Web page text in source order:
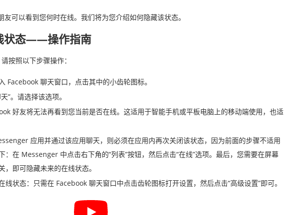
可以看到您何时在线。我们将为您介绍如何隐藏该状态。
状态——操作指南
按照以下步骤操作：
Facebook 聊天窗口，点击其中的小齿轮图标。
”。请选择该选项。
好友将无法再看到您当前是否在线。这适用于智能手机或平板电脑上的移动端使用，也适
应用并通过该应用聊天，则必须在应用内再次关闭该状态，因为前面的步骤不适用
：在 Messenger 中点击右下角的“列表”按钮，然后点击“在线”选项。最后，您需要在屏幕
即可隐藏未来的在线状态。
线状态：只需在 Facebook 聊天窗口中点击齿轮图标打开设置，然后点击“高级设置”即可。